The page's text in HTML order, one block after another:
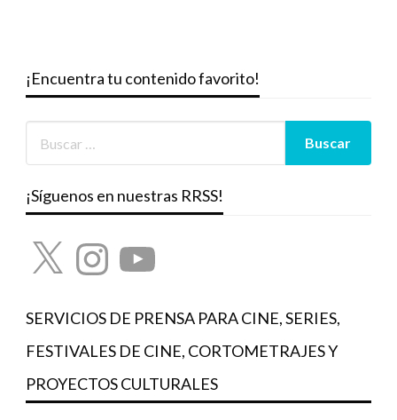
¡Encuentra tu contenido favorito!
¡Síguenos en nuestras RRSS!
X InstagramYouTube
SERVICIOS DE PRENSA PARA CINE, SERIES,
FESTIVALES DE CINE, CORTOMETRAJES Y
PROYECTOS CULTURALES